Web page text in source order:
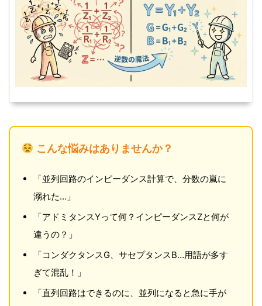
こんな悩みはありませんか？
「並列回路のインピーダンス計算で、分数の嵐に
溺れた…」
「アドミタンスYって何？インピーダンスZと何が
違うの？」
「コンダクタンスG、サセプタンスB…用語が多す
ぎて混乱！」
「直列回路はできるのに、並列になると急に手が